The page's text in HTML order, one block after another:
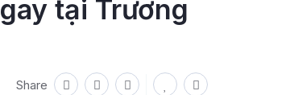
tại Trương
Share